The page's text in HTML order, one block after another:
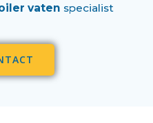
vaten specialist